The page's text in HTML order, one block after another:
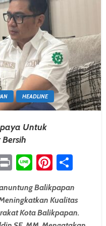
HEADLINE
Untuk
PrintLine
Balikpapan
Kualitas
Kota Balikpapan.